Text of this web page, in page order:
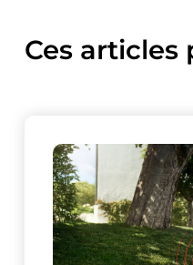
Ces articles